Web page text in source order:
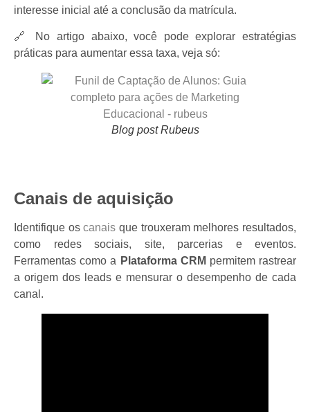
interesse inicial até a conclusão da matrícula.
🔗 No artigo abaixo, você pode explorar estratégias
práticas para aumentar essa taxa, veja só:
Blog post Rubeus
Canais de aquisição
Identifique oscanais que trouxeram melhores resultados,
como redes sociais, site, parcerias e eventos.
Ferramentas como a Plataforma CRM permitem rastrear
a origem dos leads e mensurar o desempenho de cada
canal.